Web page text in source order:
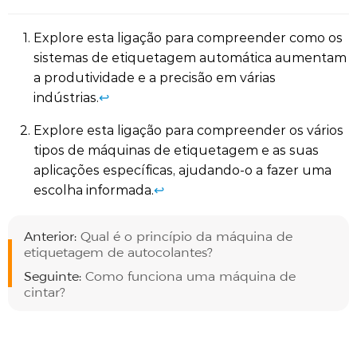
Explore esta ligação para compreender como os
sistemas de etiquetagem automática aumentam
a produtividade e a precisão em várias
indústrias.↩
Explore esta ligação para compreender os vários
tipos de máquinas de etiquetagem e as suas
aplicações específicas, ajudando-o a fazer uma
escolha informada.↩
Anterior: Qual é o princípio da máquina de
etiquetagem de autocolantes?
Seguinte: Como funciona uma máquina de
cintar?